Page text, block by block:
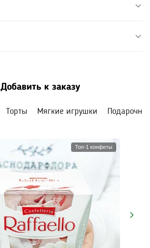
Добавить к заказу
Торты Мягкие игрушки
Топ-1 конфеты